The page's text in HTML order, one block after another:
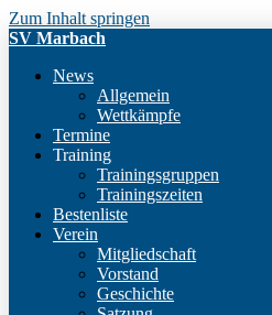
Zum Inhalt springen
SV Marbach
News
Allgemein
Wettkämpfe
Termine
Training
Trainingsgruppen
Trainingszeiten
Bestenliste
Verein
Mitgliedschaft
Vorstand
Geschichte